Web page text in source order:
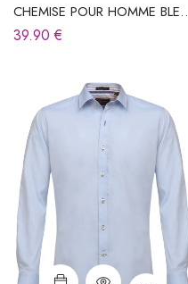
CHEMISE POUR HOMME BLEU
CIEL
39.90€